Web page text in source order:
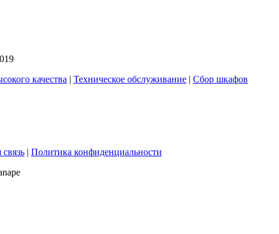
качества | Техническое обслуживание | Сбор шкафов
| Политика конфиденциальности